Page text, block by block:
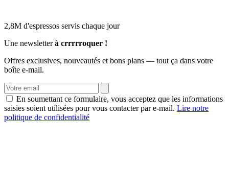
2,8M d'espressos servis chaque jour
Une newsletterà crrrrroquer !
Offres exclusives, nouveautés et bons plans — tout ça dans votre
boîte e-mail.
En soumettant ce formulaire, vous acceptez que les informations
saisies soient utilisées pour vous contacter par e-mail. Lire notre
politique de confidentialité